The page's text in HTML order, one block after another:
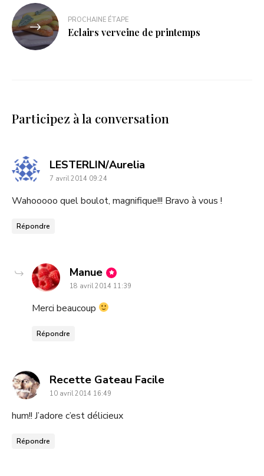
PROCHAINE ÉTAPE
Eclairs verveine de printemps
Participez à la conversation
LESTERLIN/Aurelia
7 avril 2014 09:24
Wahooooo quel boulot, magnifique!!! Bravo à vous !
Répondre
Manue
dit
:
18 avril 2014 11:39
Merci beaucoup
Répondre
Recette Gateau Faciledit
10 avril 2014 16:49
hum!! J’adore c’est délicieux
Répondre